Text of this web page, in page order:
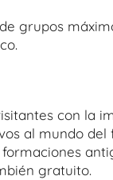
grupos
con la
al mundo
gratuito.